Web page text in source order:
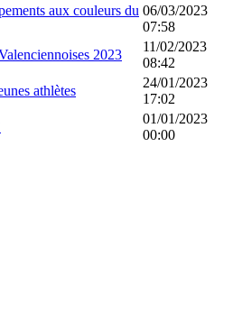
aux couleurs du 06/03/2023
07:58
2023
11/02/2023
08:42
athlètes
24/01/2023
17:02
01/01/2023
00:00